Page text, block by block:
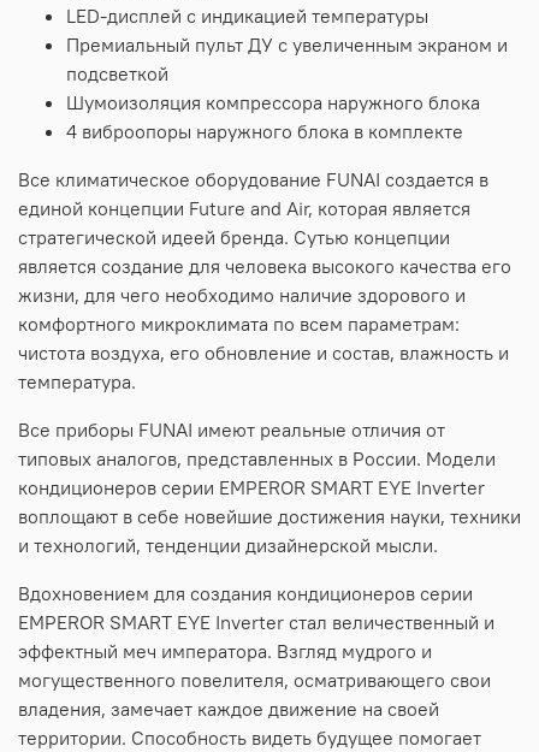
LED-дисплей с индикацией температуры
Премиальный пульт ДУ с увеличенным экраном и
подсветкой
Шумоизоляция компрессора наружного блока
4 виброопоры наружного блока в комплекте
Все климатическое оборудование FUNAI создается в
единой концепции Future and Air, которая является
стратегической идеей бренда. Сутью концепции
является создание для человека высокого качества его
жизни, для чего необходимо наличие здорового и
комфортного микроклимата по всем параметрам:
чистота воздуха, его обновление и состав, влажность и
температура.
Все приборы FUNAI имеют реальные отличия от
типовых аналогов, представленных в России. Модели
кондиционеров серии EMPEROR SMART EYE Inverter
воплощают в себе новейшие достижения науки, техники
и технологий, тенденции дизайнерской мысли.
Вдохновением для создания кондиционеров серии
EMPEROR SMART EYE Inverter стал величественный и
эффектный меч императора. Взгляд мудрого и
могущественного повелителя, осматривающего свои
владения, замечает каждое движение на своей
территории. Способность видеть будущее помогает